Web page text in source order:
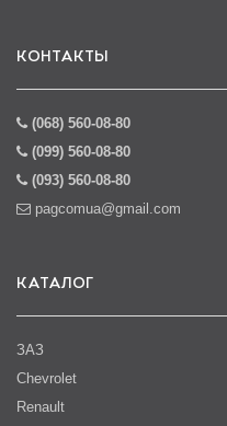
КОНТАКТЫ
(068) 560-08-80
(099) 560-08-80
(093) 560-08-80
pagcomua@gmail.com
КАТАЛОГ
ЗАЗ
Chevrolet
Renault